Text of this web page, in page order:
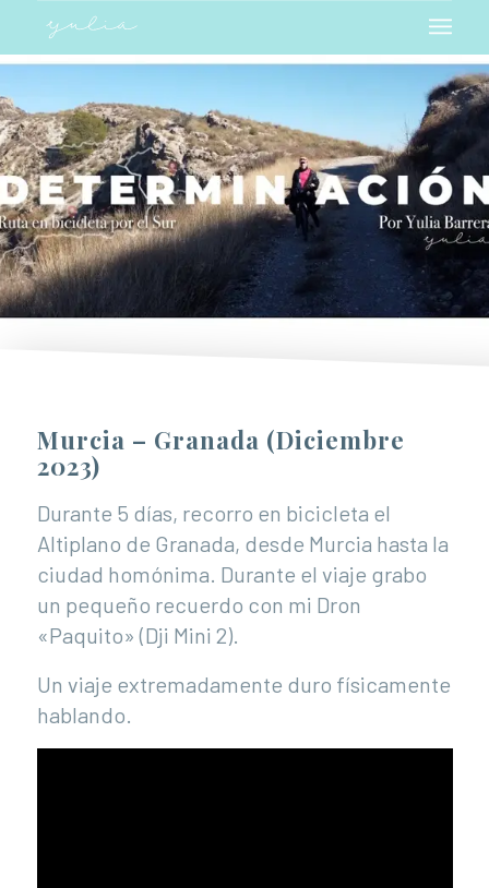
Murcia – Granada (Diciembre
2023)
Durante 5 días, recorro en bicicleta el
Altiplano de Granada, desde Murcia hasta la
ciudad homónima. Durante el viaje grabo
un pequeño recuerdo con mi Dron
«Paquito» (Dji Mini 2).
Un viaje extremadamente duro físicamente
hablando.